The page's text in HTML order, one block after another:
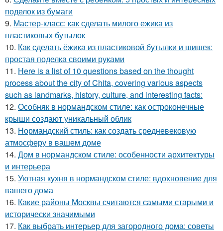
поделок из бумаги
9. Мастер-класс: как сделать милого ежика из
пластиковых бутылок
10. Как сделать ёжика из пластиковой бутылки и шишек:
простая поделка своими руками
11. Here is a list of 10 questions based on the thought
process about the city of Chita, covering various aspects
such as landmarks, history, culture, and interesting facts:
12. Особняк в нормандском стиле: как остроконечные
крыши создают уникальный облик
13. Нормандский стиль: как создать средневековую
атмосферу в вашем доме
14. Дом в нормандском стиле: особенности архитектуры
и интерьера
15. Уютная кухня в нормандском стиле: вдохновение для
вашего дома
16. Какие районы Москвы считаются самыми старыми и
исторически значимыми
17. Как выбрать интерьер для загородного дома: советы